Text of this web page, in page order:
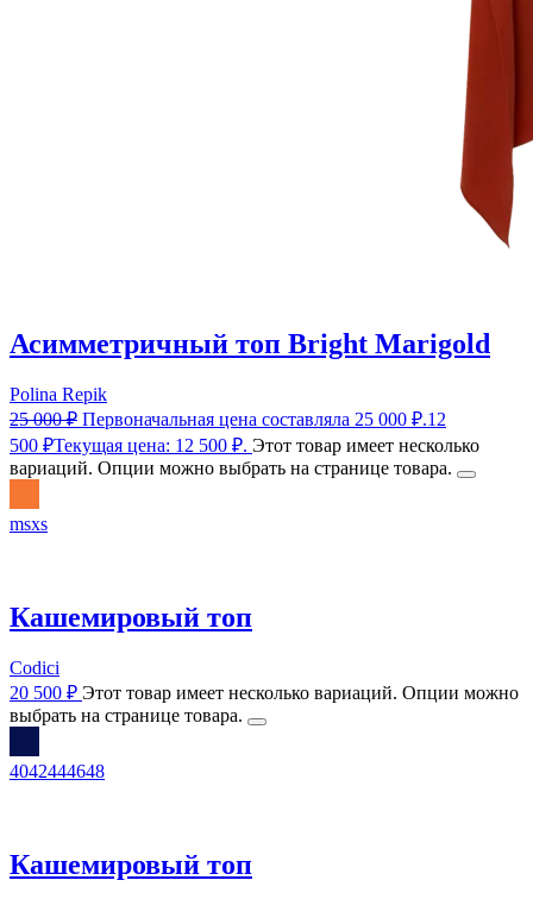
Асимметричный топ Bright Marigold
Polina Repik
25 000₽ Первоначальная цена составляла 25 000 ₽.12
500 ₽Текущая цена: 12 500 ₽. Этот товар имеет несколько
вариаций. Опции можно выбрать на странице товара.
msxs
Кашемировый топ
Codici
20 500 ₽ Этот товар имеет несколько вариаций. Опции можно
выбрать на странице товара.
4042444648
Кашемировый топ